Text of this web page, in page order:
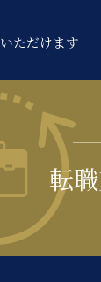
ただけます
転